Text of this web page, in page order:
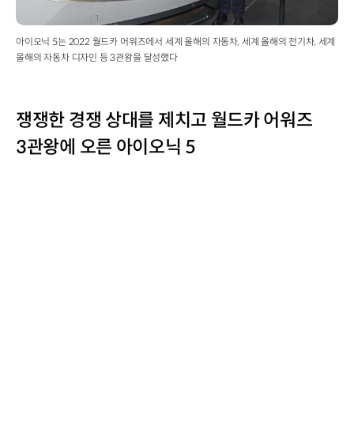
아이오닉 5는 2022 월드카 어워즈에서 세계 올해의 자동차, 세계 올해의 전기차, 세계
올해의 자동차 디자인 등 3관왕을 달성했다
쟁쟁한 경쟁 상대를 제치고 월드카 어워즈
3관왕에 오른 아이오닉 5